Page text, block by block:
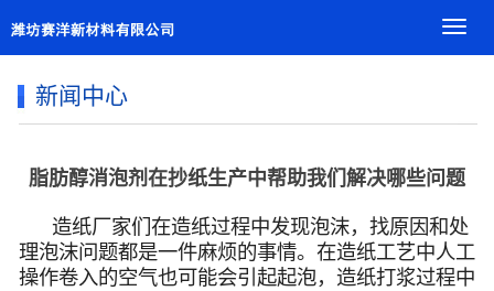
导
新闻中心
脂肪醇消泡剂在抄纸生产中帮助我们解决哪些问题
造纸厂家们在造纸过程中发现泡沫，找原因和处
理泡沫问题都是一件麻烦的事情。在造纸工艺中人工
操作卷入的空气也可能会引起起泡，造纸打浆过程中